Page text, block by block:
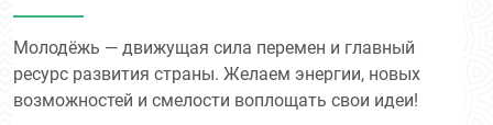
Узбекистана!
Молодёжь — движущая сила перемен и главный
ресурс развития страны. Желаем энергии, новых
возможностей и смелости воплощать свои идеи!